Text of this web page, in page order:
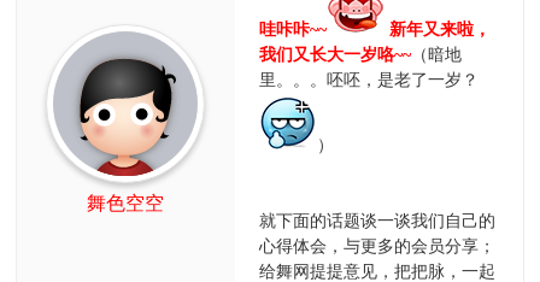
舞色空空
哇咔咔~~
新年又来啦，
我们又长大一岁咯~~（暗地
里。。。呸呸，是老了一岁？
）
就下面的话题谈一谈我们自己的
心得体会，与更多的会员分享；
给舞网提提意见，把把脉，一起